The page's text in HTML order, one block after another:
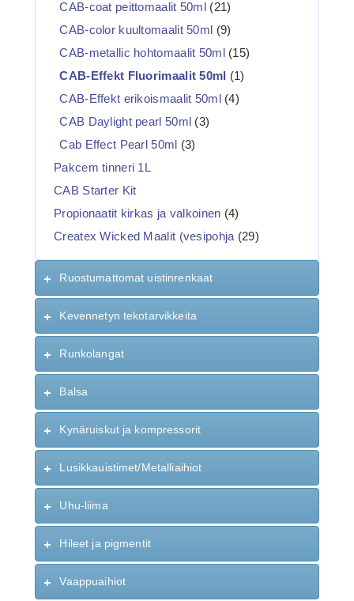
CAB-coat peittomaalit 50ml
(21)
CAB-color kuultomaalit 50ml
(9)
CAB-metallic hohtomaalit 50ml
(15)
CAB-Effekt Fluorimaalit 50ml
(1)
CAB-Effekt erikoismaalit 50ml
(4)
CAB Daylight pearl 50ml (3)
Cab Effect Pearl 50ml
(3)
Pakcem tinneri 1L
CAB Starter Kit
Propionaatit kirkas ja valkoinen (4)
Createx Wicked Maalit (vesipohja (29)
Ruostumattomat uistinrenkaat
Kevennetyn tekotarvikkeita
Runkolangat
Balsa
Kynäruiskut ja kompressorit
Lusikkauistimet/Metalliaihiot
Uhu-liima
Hileet ja pigmentit
Vaappuaihiot